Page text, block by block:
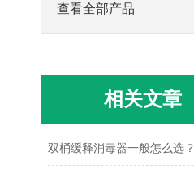
查看全部产品
相关文章
双桶缓释消毒器一般怎么选？